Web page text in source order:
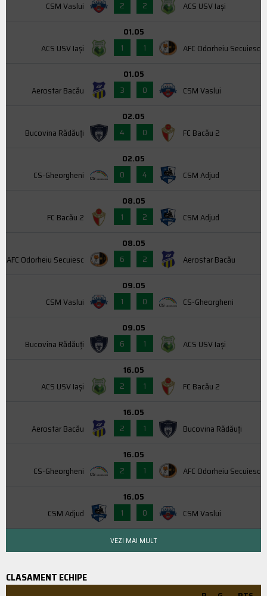
CSM Vaslui
2
2 ACS USV Iaşi
ACS USV Iaşi
01.05
1
1 AFC Odorheiu Secuiesc
Aerostar Bacău
01.05
3
0 CSM Vaslui
Bucovina Rădăuți
02.05
4
0 FC Bacău 2
CS-Gheorgheni
02.05
0
4 CSM Adjud
FC Bacău 2
08.05
1
2 CSM Adjud
AFC Odorheiu Secuiesc
08.05
6
2 Aerostar Bacău
CSM Vaslui
09.05
1
0 CS-Gheorgheni
Bucovina Rădăuți
09.05
6
1 ACS USV Iaşi
ACS USV Iaşi
16.05
2
1 FC Bacău 2
Aerostar Bacău
16.05
2
1 Bucovina Rădăuți
CS-Gheorgheni
16.05
2
1 AFC Odorheiu Secuiesc
CSM Adjud
16.05
1
0 CSM Vaslui
VEZI MAI MULT
CLASAMENT ECHIPE